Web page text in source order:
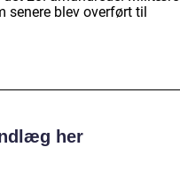
senere blev overført til
her